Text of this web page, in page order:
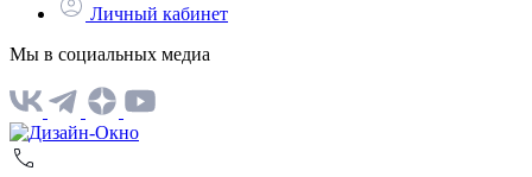
Личный кабинет
Мы в социальных медиа